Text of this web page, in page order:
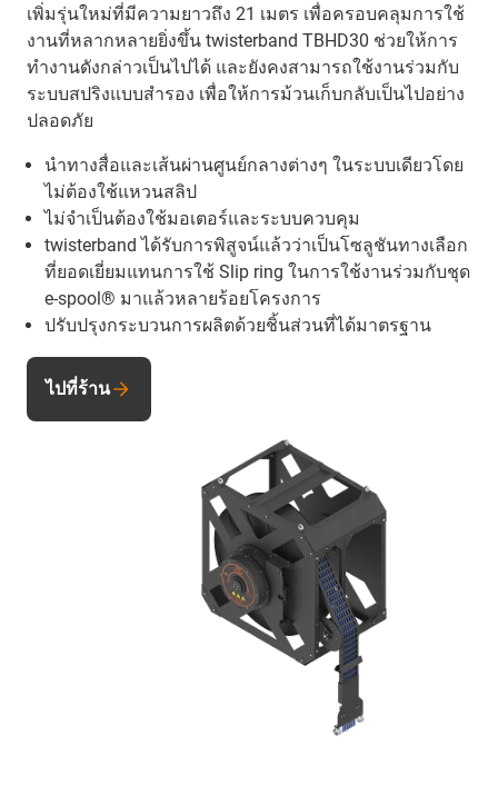
เพิ่มรุ่นใหม่ที่มีความยาวถึง 21 เมตร เพื่อครอบคลุมการใช้
งานที่หลากหลายยิ่งขึ้น twisterband TBHD30 ช่วยให้การ
ทำงานดังกล่าวเป็นไปได้ และยังคงสามารถใช้งานร่วมกับ
ระบบสปริงแบบสำรอง เพื่อให้การม้วนเก็บกลับเป็นไปอย่าง
ปลอดภัย
นำทางสื่อและเส้นผ่านศูนย์กลางต่างๆ ในระบบเดียวโดย
ไม่ต้องใช้แหวนสลิป
ไม่จำเป็นต้องใช้มอเตอร์และระบบควบคุม
twisterband ได้รับการพิสูจน์แล้วว่าเป็นโซลูชันทางเลือก
ที่ยอดเยี่ยมแทนการใช้ Slip ring ในการใช้งานร่วมกับชุด
e-spool® มาแล้วหลายร้อยโครงการ
ปรับปรุงกระบวนการผลิตด้วยชิ้นส่วนที่ได้มาตรฐาน
ไปที่ร้าน